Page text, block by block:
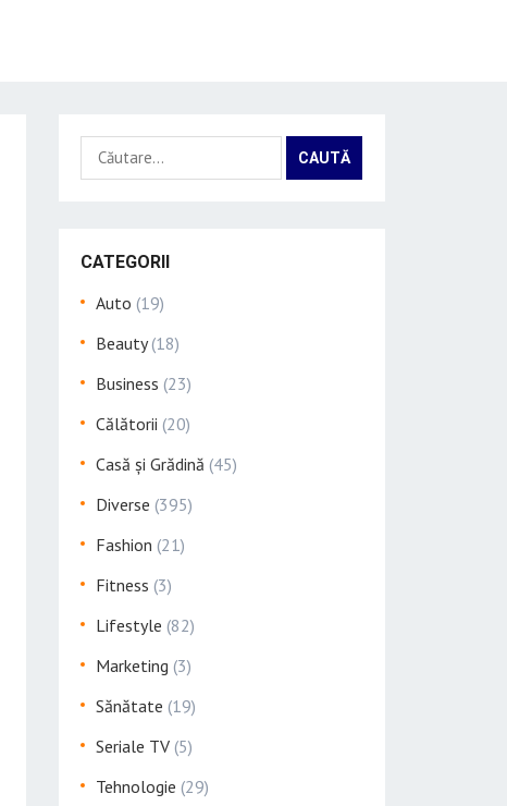
Caută
după:
CATEGORII
Auto (19)
Beauty(18)
Business (23)
Călătorii (20)
Casă și Grădină (45)
Diverse (395)
Fashion (21)
Fitness (3)
Lifestyle (82)
Marketing (3)
Sănătate (19)
Seriale TV (5)
Tehnologie (29)